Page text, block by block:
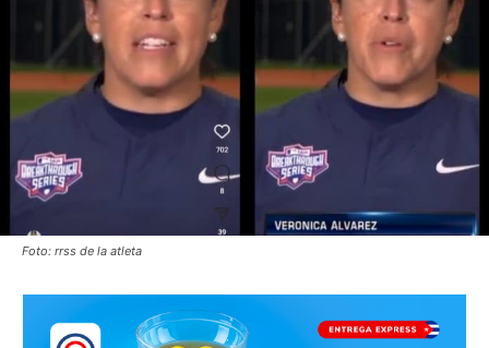
Foto: rrss de la atleta